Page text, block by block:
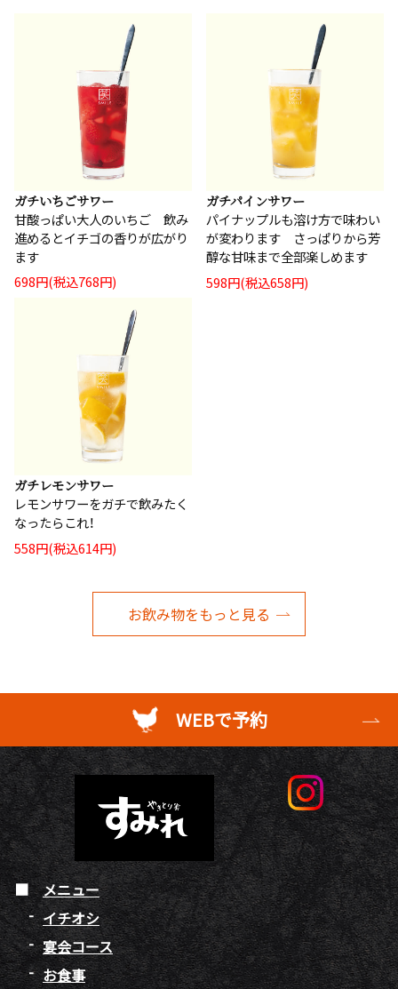
ガチいちごサワー
甘酸っぱい大人のいちご 飲み
進めるとイチゴの香りが広がり
ます
698円(税込768円)
ガチパインサワー
パイナップルも溶け方で味わい
が変わります さっぱりから芳
醇な甘味まで全部楽しめます
598円(税込658円)
ガチレモンサワー
レモンサワーをガチで飲みたく
なったらこれ！
558円(税込614円)
お飲み物をもっと見る
WEBで予約
メニュー
イチオシ
宴会コース
お食事